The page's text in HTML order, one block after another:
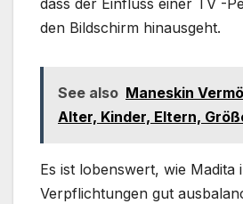
dass der Einfluss einer TV -
den Bildschirm hinausgeht.
See also Maneskin
Alter, Kinder, Eltern,
Es ist lobenswert, wie
Verpflichtungen gut